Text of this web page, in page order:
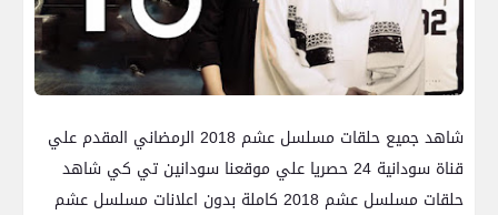
شاهد جميع حلقات مسلسل عشم 2018 الرمضاني المقدم علي
قناة سودانية 24 حصريا علي موقعنا سودانين تي كي شاهد
حلقات مسلسل عشم 2018 كاملة بدون اعلانات مسلسل عشم